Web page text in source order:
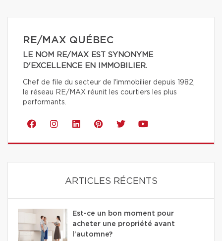
RE/MAX QUÉBEC
LE NOM RE/MAX EST SYNONYME
D'EXCELLENCE EN IMMOBILIER.
Chef de file du secteur de l'immobilier depuis 1982,
le réseau RE/MAX réunit les courtiers les plus
performants.
ARTICLES RÉCENTS
Est-ce un bon moment pour
acheter une propriété avant
l'automne?